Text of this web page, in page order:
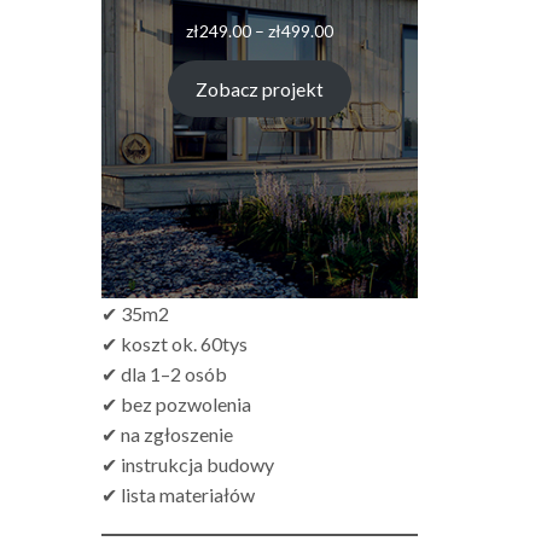
zł249.00 – zł499.00Zakres
cen:
od
zł249.00
do
zł499.00
Zobacz projekt
✔ 35m2
✔ koszt ok. 60tys
✔ dla 1–2 osób
✔ bez pozwolenia
✔ na zgłoszenie
✔ instrukcja budowy
✔ lista materiałów